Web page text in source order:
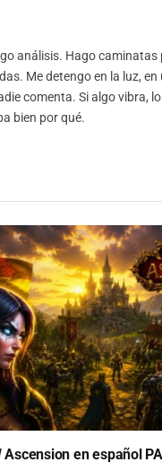
análisis. Hago caminatas
Me detengo en la luz, en
comenta. Si algo vibra,
bien por qué.
en español